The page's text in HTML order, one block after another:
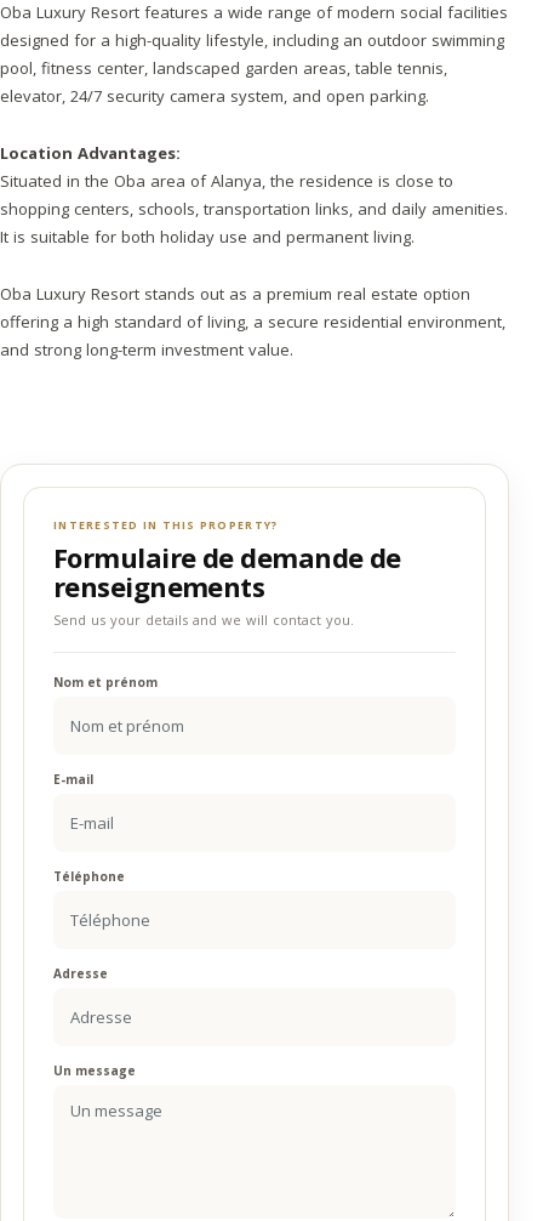
Oba Luxury Resort features a wide range of modern social facilities
designed for a high-quality lifestyle, including an outdoor swimming
pool, fitness center, landscaped garden areas, table tennis,
elevator, 24/7 security camera system, and open parking.
Location Advantages:
Situated in the Oba area of Alanya, the residence is close to
shopping centers, schools, transportation links, and daily amenities.
It is suitable for both holiday use and permanent living.
Oba Luxury Resort stands out as a premium real estate option
offering a high standard of living, a secure residential environment,
and strong long-term investment value.
INTERESTED IN THIS PROPERTY?
Formulaire de demande de
renseignements
Send us your details and we will contact you.
Nom et prénom
E-mail
Téléphone
Adresse
Un message